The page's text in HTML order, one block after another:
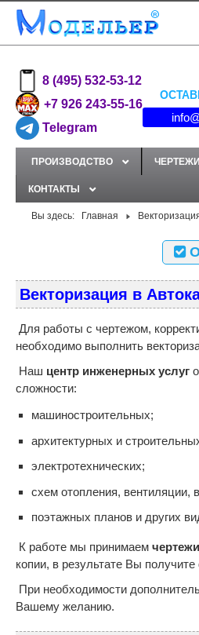
8 (495) 532-53-12
+7 926 243-55-16
Telegram
ПРОИЗВОДСТВО ЧЕРТЕЖИ
КОНТАКТЫ
Вы здесь: Главная
Векторизация в
Для работы с чертежом,
необходимо выполнить
Наш центр инженерных услуг
сложности:
машиностроительных;
архитектурных и
электротехнических;
схем отопления, вентиляции,
поэтажных планов и других
К работе мы принимаем
копии, в результате Вы получите
При необходимости
Вашему желанию.